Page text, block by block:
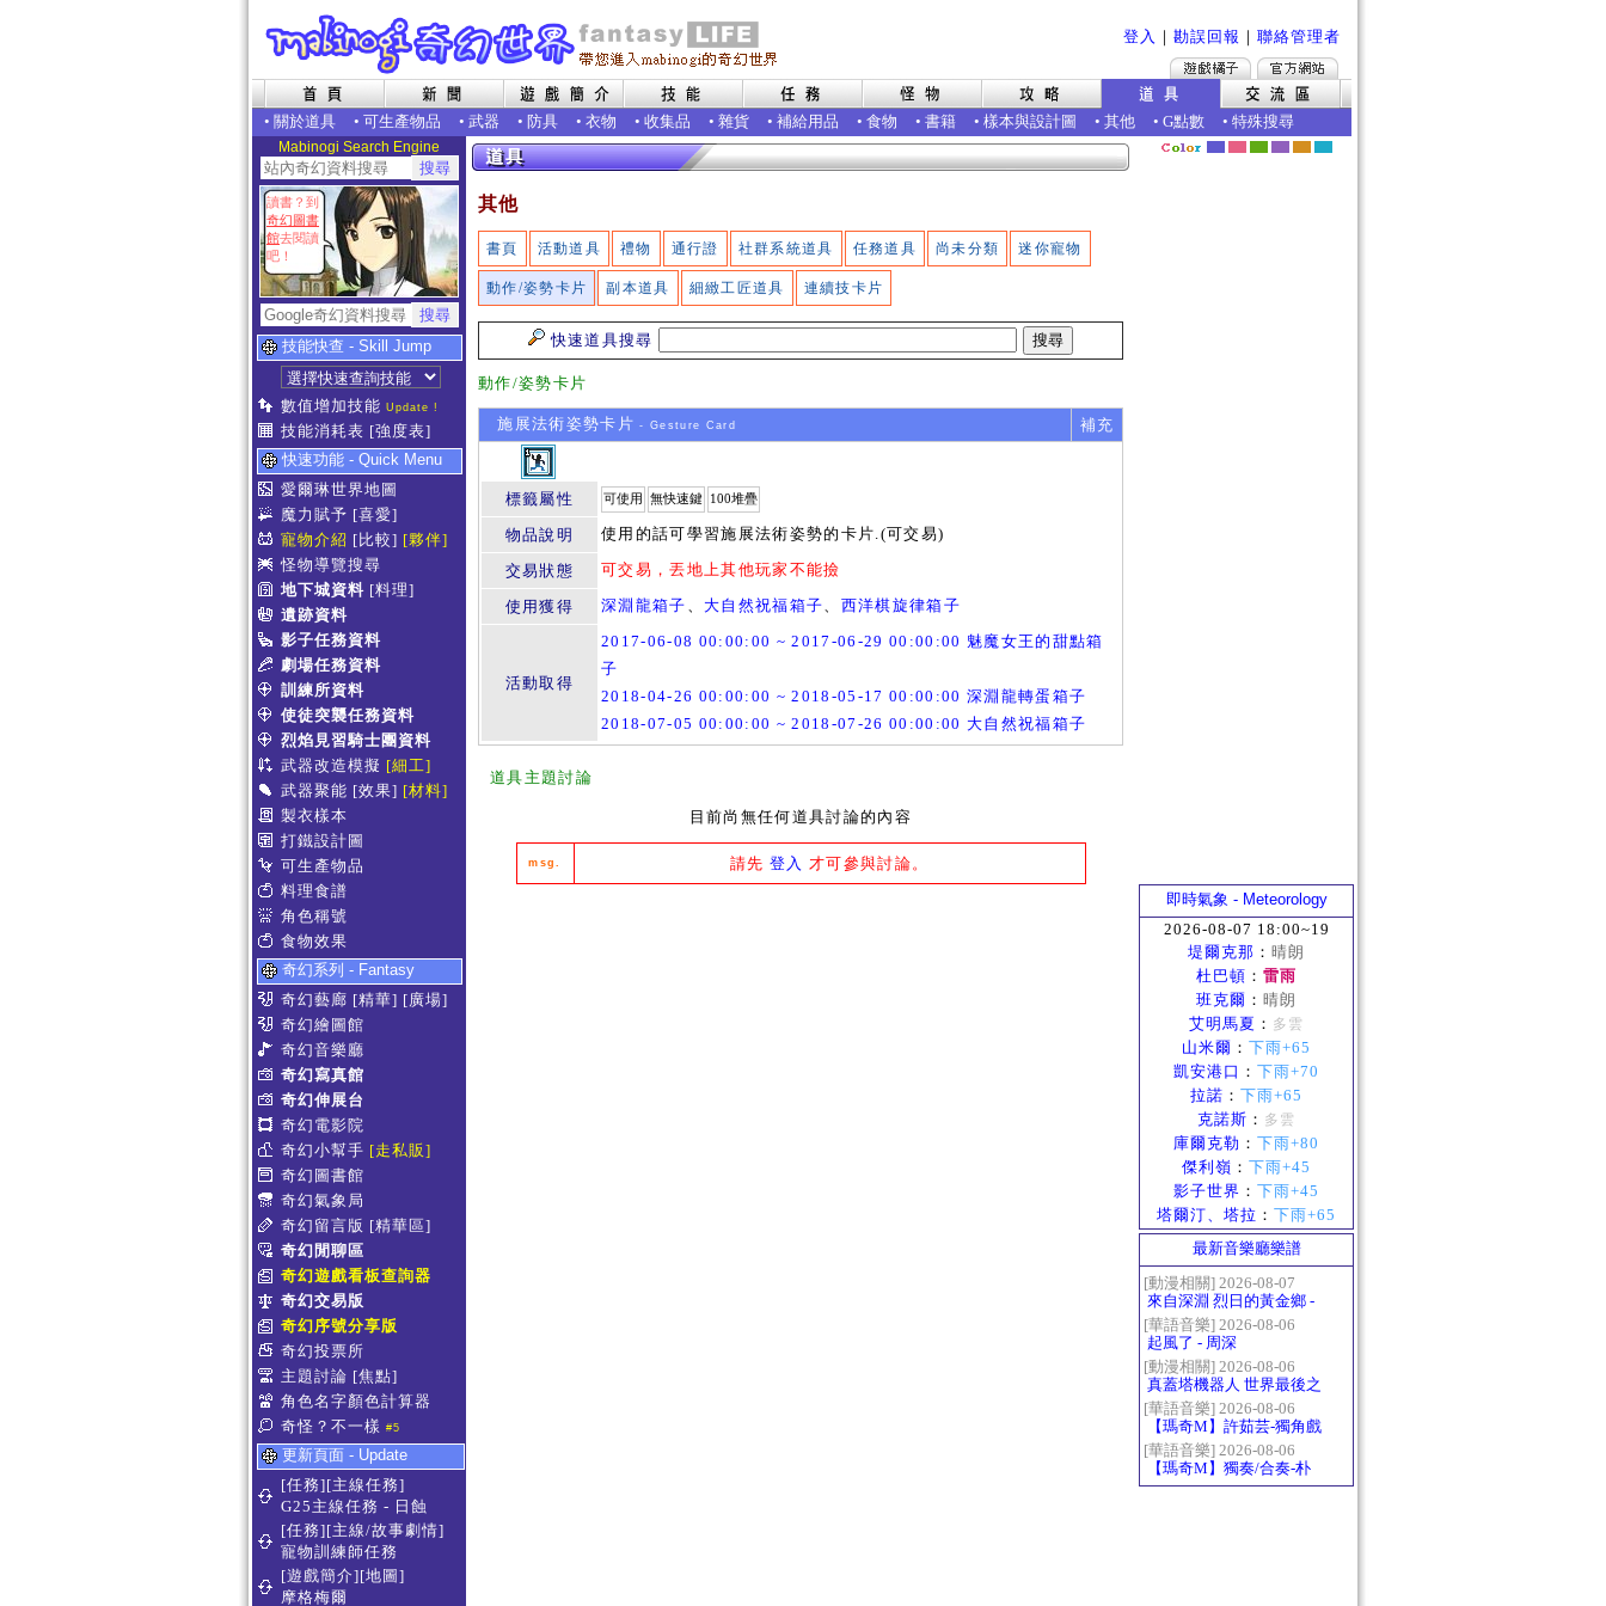
登入 ｜ 勘誤回報 ｜ 聯絡管理者
• 關於道具 • 可生產物品 • 武器 • 防具 • 衣物 • 收集品 • 雜貨 • 補給用品 • 食物 • 書籍 • 樣本與設計圖 • 其他 • G點數 • 特殊搜尋
Mabinogi Search Engine
讀書？到
奇幻圖書
館去閱讀
吧！
技能快查 - Skill Jump
數值增加技能 Update !
技能消耗表 [強度表]
快速功能 - Quick Menu
愛爾琳世界地圖
魔力賦予 [喜愛]
寵物介紹 [比較] [夥伴]
怪物導覽搜尋
地下城資料 [料理]
遺跡資料
影子任務資料
劇場任務資料
訓練所資料
使徒突襲任務資料
烈焰見習騎士團資料
武器改造模擬 [細工]
武器聚能 [效果] [材料]
製衣樣本
打鐵設計圖
可生產物品
料理食譜
角色稱號
食物效果
奇幻系列 - Fantasy
奇幻藝廊 [精華] [廣場]
奇幻繪圖館
奇幻音樂廳
奇幻寫真館
奇幻伸展台
奇幻電影院
奇幻小幫手 [走私販]
奇幻圖書館
奇幻氣象局
奇幻留言版 [精華區]
奇幻閒聊區
奇幻遊戲看板查詢器
奇幻交易版
奇幻序號分享版
奇幻投票所
主題討論 [焦點]
角色名字顏色計算器
奇怪？不一樣 #5
更新頁面 - Update
[任務][主線任務]
G25主線任務 - 日蝕
[任務][主線/故事劇情]
寵物訓練師任務
[遊戲簡介][地圖]
摩格梅爾
其他
書頁 活動道具 禮物 通行證 社群系統道具 任務道具 尚未分類 迷你寵物
動作/姿勢卡片 副本道具 細緻工匠道具 連續技卡片
快速道具搜尋
動作/姿勢卡片
施展法術姿勢卡片 - Gesture Card 補充
標籤屬性 可使用 無快速鍵 100堆疊
物品說明 使用的話可學習施展法術姿勢的卡片.(可交易)
交易狀態 可交易，丟地上其他玩家不能撿
使用獲得 深淵龍箱子 、 大自然祝福箱子、 西洋棋旋律箱子
活動取得
2017-06-08 00:00:00 ~ 2017-06-29 00:00:00 魅魔女王的甜點箱
子
2018-04-26 00:00:00 ~ 2018-05-17 00:00:00 深淵龍轉蛋箱子
2018-07-05 00:00:00 ~ 2018-07-26 00:00:00 大自然祝福箱子
道具主題討論
目前尚無任何道具討論的內容
msg. 請先 登入 才可參與討論。
即時氣象 - Meteorology
2026-08-07 18:00~19
堤爾克那 ： 晴朗
杜巴頓 ： 雷雨
班克爾 ： 晴朗
艾明馬夏 ： 多雲
山米爾 ： 下雨+65
凱安港口 ： 下雨+70
拉諾 ： 下雨+65
克諾斯 ： 多雲
庫爾克勒 ： 下雨+80
傑利嶺 ： 下雨+45
影子世界 ： 下雨+45
塔爾汀、塔拉 ： 下雨+65
最新音樂廳樂譜
[動漫相關] 2026-08-07
來自深淵 烈日的黃金鄉 -
Gravity
[華語音樂] 2026-08-06
起風了 - 周深
[動漫相關] 2026-08-06
真蓋塔機器人 世界最後之
日OP2 HEATS
[華語音樂] 2026-08-06
【瑪奇M】許茹芸-獨角戲
[華語音樂] 2026-08-06
【瑪奇M】獨奏/合奏-朴
樹-那些花兒